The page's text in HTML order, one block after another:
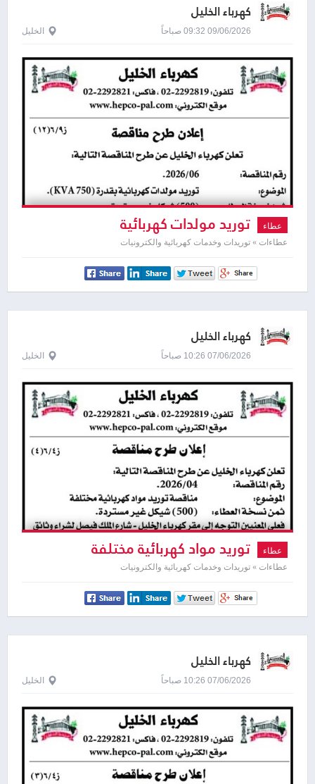
كهرباء الخليل
09/06/2026 09:32 صباحاً الخليل
عطاء توريد مولدات كهربائية
عطاءات » توريدات وخدمات كهربائية والكترونيات
كهرباء الخليل
07/06/2026 10:26 صباحاً الخليل
عطاء توريد مواد كهربائية مختلفة
عطاءات » توريدات وخدمات كهربائية والكترونيات
كهرباء الخليل
07/06/2026 10:26 صباحاً الخليل